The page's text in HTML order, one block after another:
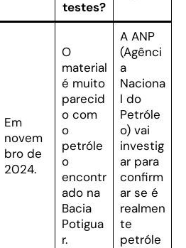
testes?
Em
novem
bro de
2024.
O
material
é muito
parecid
o com
o
petróle
o
encontr
ado na
Bacia
Potigua
r.
A ANP
(Agênci
a
Naciona
l do
Petróle
o) vai
investig
ar para
confirm
ar se é
realmen
te
petróle